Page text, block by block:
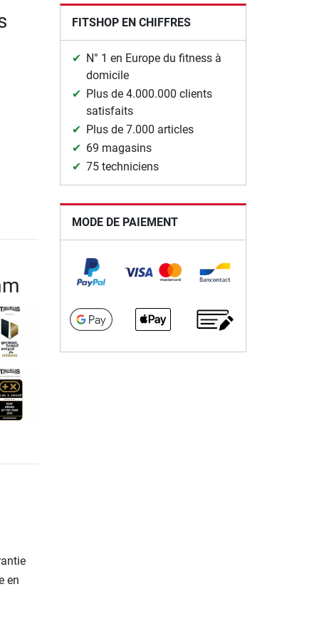
en
FITSHOP EN CHIFFRES
N° 1 en Europe du fitness à
domicile
Plus de 4.000.000 clients
satisfaits
Plus de 7.000 articles
69 magasins
75 techniciens
MODE DE PAIEMENT